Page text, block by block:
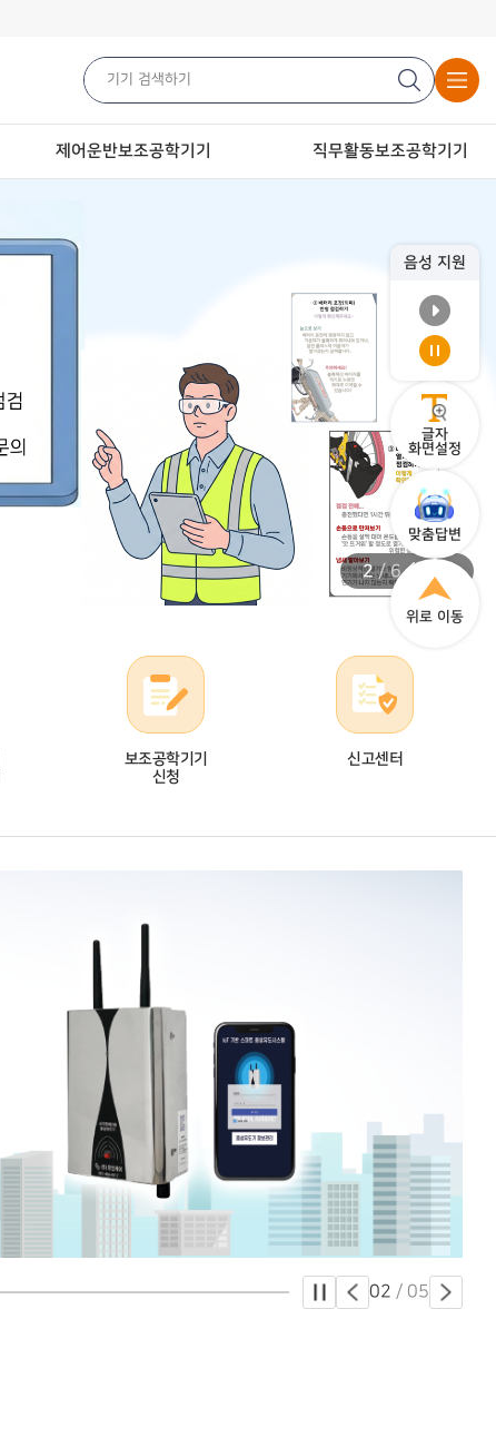
음성 지원
글자
화면설정
맞춤답변
위로 이동
제어운반보조공학기기 직무활동보조공학기기
2/6
보조공학기기
신청
신고센터
03 / 05